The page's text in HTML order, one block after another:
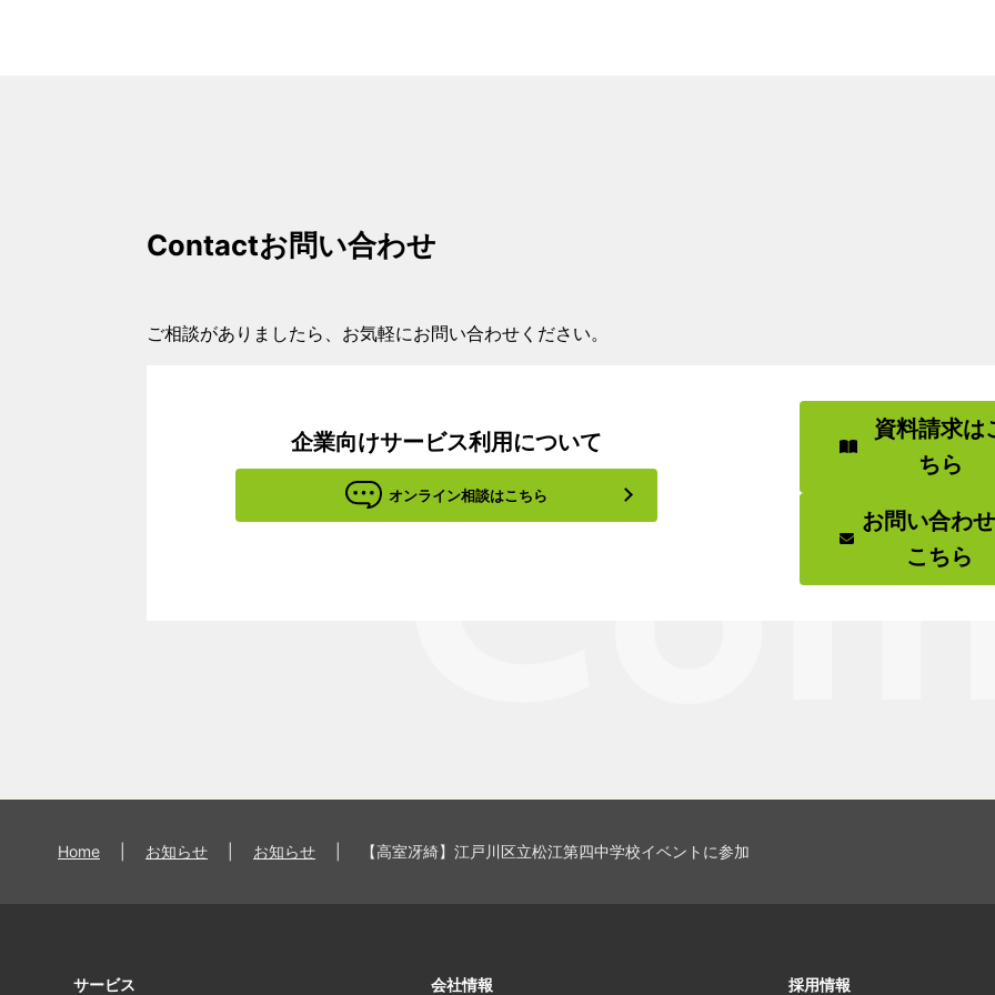
Contactお問い合わせ
ご相談がありましたら、お気軽にお問い合わせください。
企業向けサービス利用について
オンライン相談はこちら
資料請求は
ちら
お問い合わ
こちら
Home お知らせ お知らせ 【高室冴綺】江戸川区立松江第四中学校イベントに参加
サービス 会社情報 採用情報